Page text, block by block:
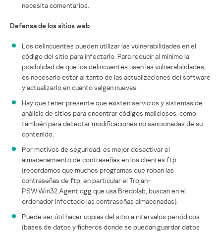
necesita comentarios.
Defensa de los sitios web
Los delincuentes pueden utilizar las vulnerabilidades en el
código del sitio para infectarlo. Para reducir al mínimo la
posibilidad de que los delincuentes usen las vulnerabilidades,
es necesario estar al tanto de las actualizaciones del software
y actualizarlo en cuanto salgan nuevas.
Hay que tener presente que existen servicios y sistemas de
análisis de sitios para encontrar códigos maliciosos, como
también para detectar modificaciones no sancionadas de su
contenido.
Por motivos de seguridad, es mejor desactivar el
almacenamiento de contraseñas en los clientes ftp
(recordamos que muchos programas que roban las
contraseñas de ftp, en particular el Trojan-
PSW.Win32.Agent.qgg que usa Bredolab, buscan en el
ordenador infectado las contraseñas almacenadas).
Puede ser útil hacer copias del sitio a intervalos periódicos
(bases de datos y ficheros donde se puedan guardar datos